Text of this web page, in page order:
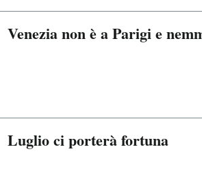
Venezia non è a Parigi e
Luglio ci porterà fortuna